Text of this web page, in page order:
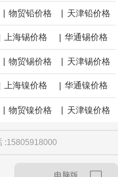
物贸铅价格 天津铅价格
上海锡价格 | 华通锡价格
物贸锡价格 天津锡价格
上海镍价格 | 华通镍价格
| 物贸镍价格 | 天津镍价格
:15805918000
电脑版